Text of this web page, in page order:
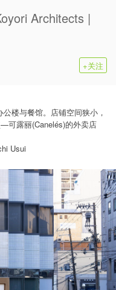
Architects |
+关注
楼与餐馆。店铺空间狭小，
—可露丽(Canelés)的外卖店
Usui